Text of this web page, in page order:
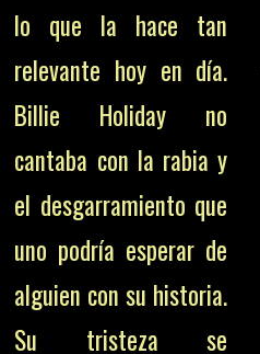
lo que la hace tan
relevante hoy en día.
Billie Holiday no
cantaba con la rabia y
el desgarramiento que
uno podría esperar de
alguien con su historia.
Su tristeza se